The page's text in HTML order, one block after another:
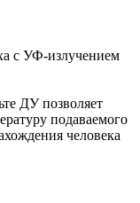
с УФ-излучением
ДУ позволяет
подаваемого
человека